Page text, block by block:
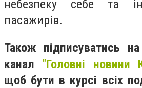
небезпеку себе та
пасажирів.
Також підписуватись
канал "Головні новини
щоб бути в курсі всіх